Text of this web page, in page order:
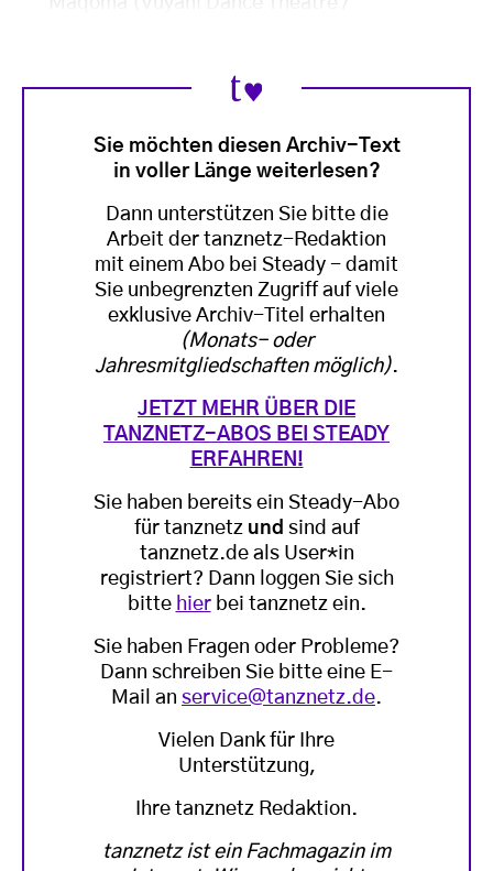
Sie möchten diesen Archiv-Text
in voller Länge weiterlesen?
Dann unterstützen Sie bitte die
Arbeit der tanznetz-Redaktion
mit einem Abo bei Steady - damit
Sie unbegrenzten Zugriff auf viele
exklusive Archiv-Titel erhalten
(Monats- oder
Jahresmitgliedschaften möglich).
JETZT MEHR ÜBER DIE
TANZNETZ-ABOS BEI STEADY
ERFAHREN!
Sie haben bereits ein Steady-Abo
für tanznetz und sind auf
tanznetz.de als User*in
registriert? Dann loggen Sie sich
bitte hierbei tanznetz ein.
Sie haben Fragen oder Probleme?
Dann schreiben Sie bitte eine E-
Mail an service@tanznetz.de.
Vielen Dank für Ihre
Unterstützung,
Ihre tanznetz Redaktion.
tanznetz ist ein Fachmagazin im